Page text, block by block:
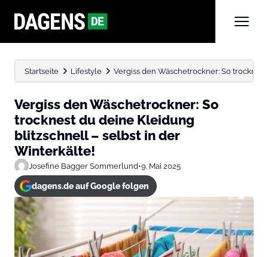
Startseite Lifestyle Vergiss den Wäschetrockner: So
Vergiss den Wäschetrockner: So
trocknest du deine Kleidung
blitzschnell – selbst in der
Winterkälte!
Josefine Bagger Sommerlund•9. Mai 2025
dagens.de auf Google folgen